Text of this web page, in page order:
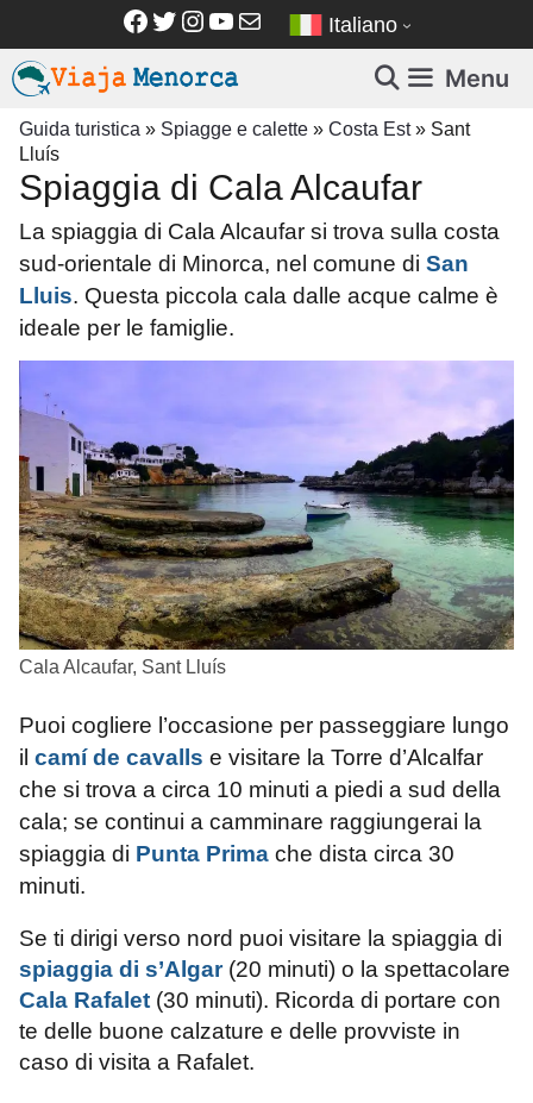
contenuto
Facebook
Twitter
Instagram
YouTube
Email Italiano
Menu
Guida turistica » Spiagge e calette » Costa Est» Sant
Lluís
Spiaggia di Cala Alcaufar
La spiaggia di Cala Alcaufar si trova sulla costa
sud-orientale di Minorca, nel comune di San
Lluis. Questa piccola cala dalle acque calme è
ideale per le famiglie.
Cala Alcaufar, Sant Lluís
Puoi cogliere l’occasione per passeggiare lungo
il camí de cavalls e visitare la Torre d’Alcalfar
che si trova a circa 10 minuti a piedi a sud della
cala; se continui a camminare raggiungerai la
spiaggia di Punta Prima che dista circa 30
minuti.
Se ti dirigi verso nord puoi visitare la spiaggia di
spiaggia di s’Algar(20 minuti) o la spettacolare
Cala Rafalet (30 minuti). Ricorda di portare con
te delle buone calzature e delle provviste in
caso di visita a Rafalet.